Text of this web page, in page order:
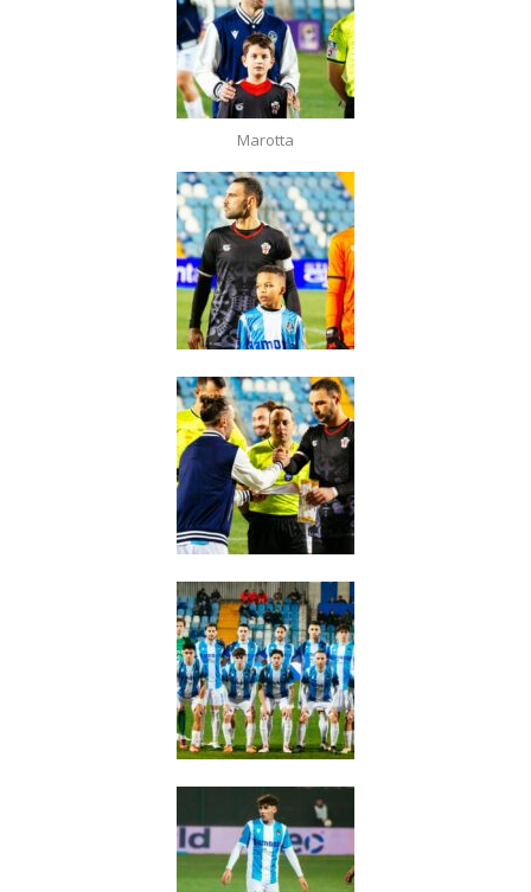
Marotta